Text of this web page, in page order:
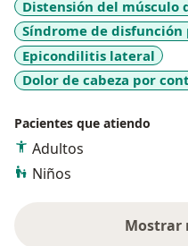
con publicaciones en
Medicina Física y
musculoesquelético de
cervical y dolor lumbar.
Distensión del músculo
Síndrome de
Epicondilitis lateral
Dolor de cabeza por
Pacientes que atiendo
Adultos
Niños
Mostrar